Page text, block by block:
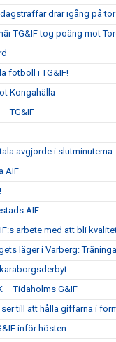
drar igång på
TG&IF tog poäng mot
fotboll i TG&IF!
Kongahälla
TG&IF
avgjorde i slutminuterna
AIF
AIF
arbete med att bli
läger i Varberg:
– Tidaholms G&IF
till att hålla giffarna i
inför hösten